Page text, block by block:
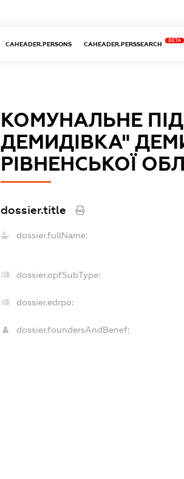
CAHEADER.PERSONS CAHEADER.PERSSEARCH
BETA
КОМУНАЛЬНЕ
ДЕМИДІВКА"
РІВНЕНСЬКОЇ
dossier.title
dossier.fullName:
dossier.opfSubType:
dossier.edrpo:
dossier.foundersAndBenef: